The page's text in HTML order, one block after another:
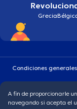
Grecia
Condiciones generales
A fin de proporcionarle
navegando si acepta el